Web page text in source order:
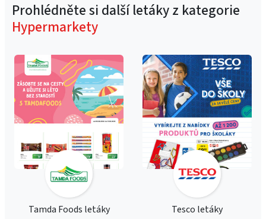
Prohlédněte si další letáky z kategorie
Hypermarkety
Tamda Foods letáky Tesco letáky